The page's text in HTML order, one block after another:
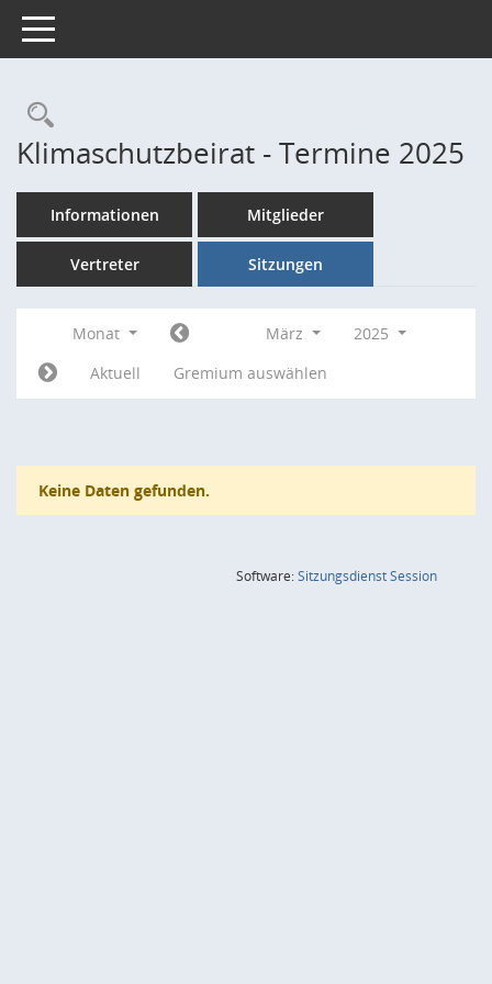
Toggle navigation
Rechercheauswahl
Klimaschutzbeirat - Termine 2025
Informationen Mitglieder
Vertreter Sitzungen
Monat März
2025
Aktuell
Gremium auswählen
Keine Daten gefunden.
Software:SitzungsdienstSession(Wird in